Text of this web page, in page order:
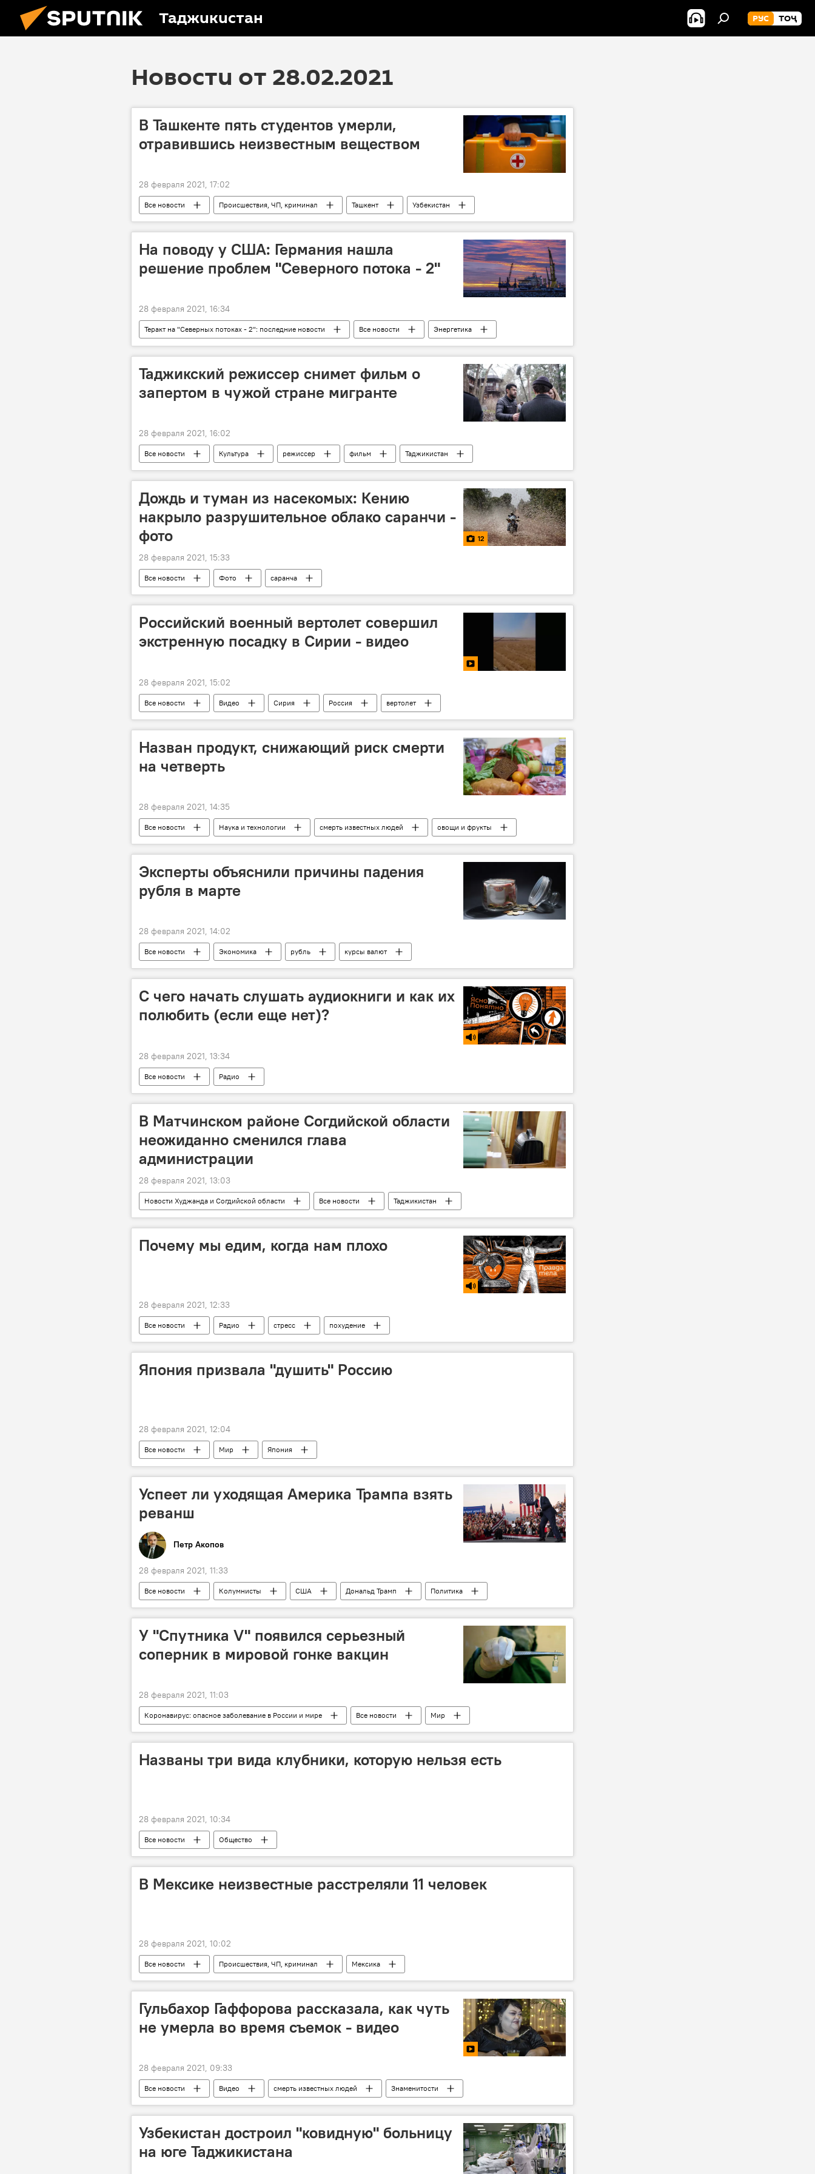
Таджикистан РУС ТОҶ
Новости от 28.02.2021
В Ташкенте пять студентов умерли,
отравившись неизвестным веществом
28 февраля 2021, 17:02
Все новости Происшествия, ЧП, криминал Ташкент
Узбекистан
студенты
смерть известных людей
На поводу у США: Германия нашла
решение проблем "Северного потока - 2"
28 февраля 2021, 16:34
Теракт на "Северных потоках - 2": последние новости Все новости
Энергетика
Проект "Северный поток"
Германия США Россия
Таджикский режиссер снимет фильм о
запертом в чужой стране мигранте
28 февраля 2021, 16:02
Все новости Культура режиссер фильм Таджикистан
Дождь и туман из насекомых: Кению
накрыло разрушительное облако саранчи -
фото
12
28 февраля 2021, 15:33
Все новости Фото саранча
Российский военный вертолет совершил
экстренную посадку в Сирии - видео
28 февраля 2021, 15:02
Все новости Видео Сирия Россия вертолет
Назван продукт, снижающий риск смерти
на четверть
28 февраля 2021, 14:35
Все новости Наука и технологии смерть известных людей овощи и фрукты
Эксперты объяснили причины падения
рубля в марте
28 февраля 2021, 14:02
Все новости Экономика рубль курсы валют
С чего начать слушать аудиокниги и как их
полюбить (если ещe нет)?
28 февраля 2021, 13:34
Все новости Радио
В Матчинском районе Согдийской области
неожиданно сменился глава
администрации
28 февраля 2021, 13:03
Новости Худжанда и Согдийской области Все новости Таджикистан
Почему мы едим, когда нам плохо
28 февраля 2021, 12:33
Все новости Радио стресс похудение
Япония призвала "душить" Россию
28 февраля 2021, 12:04
Все новости Мир Япония
Успеет ли уходящая Америка Трампа взять
реванш
Петр Акопов
28 февраля 2021, 11:33
Все новости Колумнисты США Дональд Трамп Политика
У "Спутника V" появился серьезный
соперник в мировой гонке вакцин
28 февраля 2021, 11:03
Коронавирус: опасное заболевание в России и мире Все новости
Мир
вакцинация
вакцина от коронавируса вакцина "Спутник V" коронавирус
Названы три вида клубники, которую нельзя есть
28 февраля 2021, 10:34
Все новости Общество
В Мексике неизвестные расстреляли 11 человек
28 февраля 2021, 10:02
Все новости Происшествия, ЧП, криминал Мексика
Гульбахор Гаффорова рассказала, как чуть
не умерла во время съемок - видео
28 февраля 2021, 09:33
Все новости Видео смерть известных людей Знаменитости
Узбекистан достроил "ковидную" больницу
на юге Таджикистана